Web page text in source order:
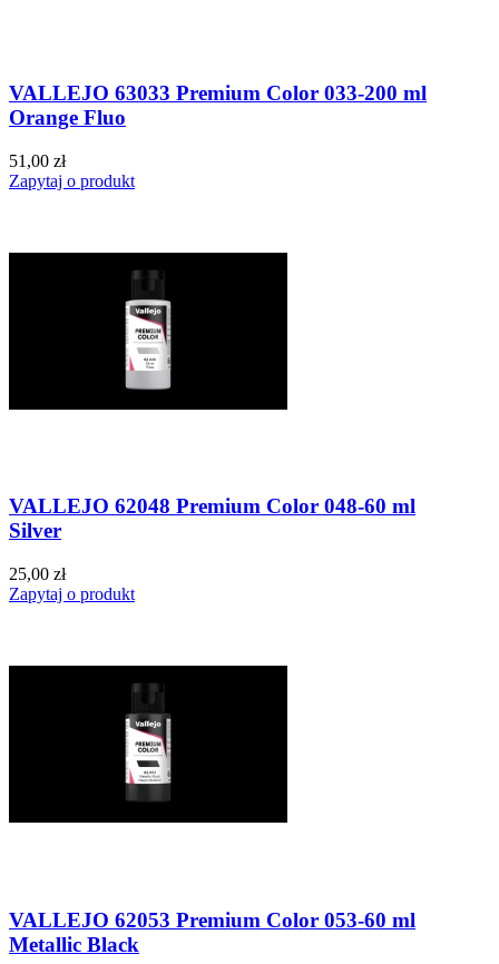
VALLEJO 63033 Premium Color 033-200 ml
Orange Fluo
51,00 zł
Zapytaj o produkt
VALLEJO 62048 Premium Color 048-60 ml
Silver
25,00 zł
Zapytaj o produkt
VALLEJO 62053 Premium Color 053-60 ml
Metallic Black